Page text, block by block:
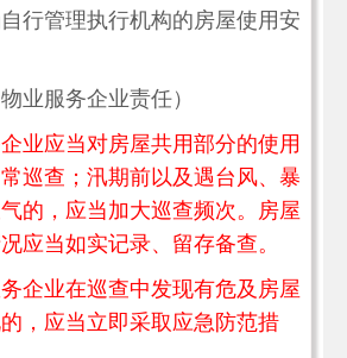
行管理执行机构的房屋使用安
业服务企业责任）
业应当对房屋共用部分的使用
巡查；汛期前以及遇台风、暴
的，应当加大巡查频次。房屋
应当如实记录、留存备查。
业在巡查中发现有危及房屋
，应当立即采取应急防范措